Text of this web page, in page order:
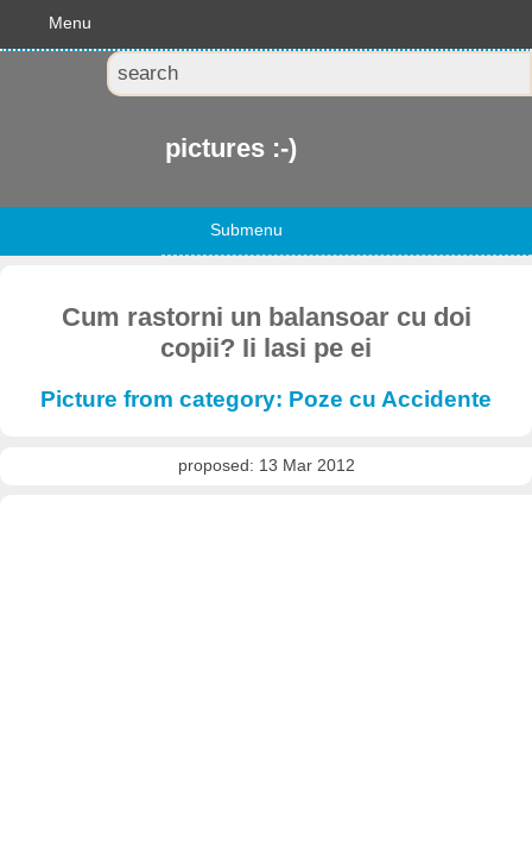
Menu
pictures :-)
Submenu
Cum rastorni un balansoar cu doi
copii? Ii lasi pe ei
Picture from category: Poze cu Accidente
proposed: 13 Mar 2012